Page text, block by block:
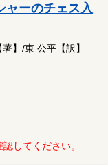
ャーのチェス入
】/東 公平【訳】
してください。